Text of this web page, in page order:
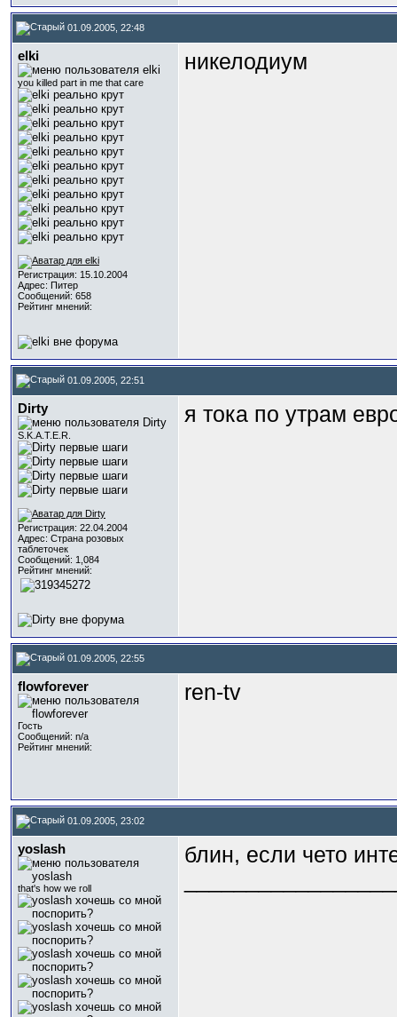
01.09.2005, 22:48
elki
you killed part in me that care
Регистрация: 15.10.2004
Адрес: Питер
Сообщений: 658
Рейтинг мнений:
никелодиум
01.09.2005, 22:51
Dirty
S.K.A.T.E.R.
Регистрация: 22.04.2004
Адрес: Страна розовых
таблеточек
Сообщений: 1,084
Рейтинг мнений:
я тока по утрам
01.09.2005, 22:55
flowforever
Гость
Сообщений: n/a
Рейтинг мнений:
ren-tv
01.09.2005, 23:02
yoslash
that's how we roll
блин, если чето